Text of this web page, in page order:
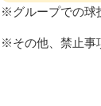
※グループでの球
※その他、禁止事